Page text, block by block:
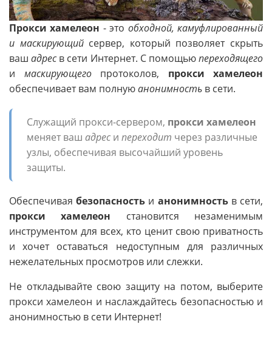
Прокси хамелеон - это обходной, камуфлированный
и маскирующийсервер, который позволяет скрыть
вашадресв сети Интернет. С помощьюпереходящего
и маскирующегопротоколов, прокси хамелеон
обеспечивает вам полнуюанонимность в сети.
Служащий прокси-сервером, прокси хамелеон
меняет ваш адрес и переходит через различные
узлы, обеспечивая высочайший уровень
защиты.
Обеспечиваябезопасность и анонимностьв сети,
прокси хамелеон становится незаменимым
инструментом для всех, кто ценит свою приватность
и хочет оставаться недоступным для различных
нежелательных просмотров или слежки.
Не откладывайте свою защиту на потом, выберите
прокси хамелеон и наслаждайтесь безопасностью и
анонимностью в сети Интернет!